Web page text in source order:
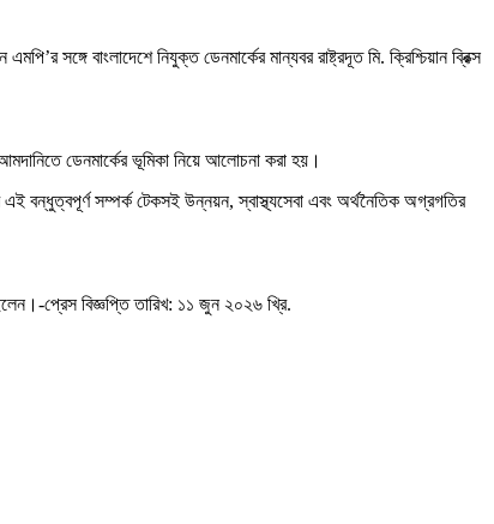
সঙ্গে বাংলাদেশে নিযুক্ত ডেনমার্কের মান্যবর রাষ্ট্রদূত মি. ক্রিশ্চিয়ান ব্রিক্স
ডেনমার্কের ভূমিকা নিয়ে আলোচনা করা হয়।
বন্ধুত্বপূর্ণ সম্পর্ক টেকসই উন্নয়ন, স্বাস্থ্যসেবা এবং অর্থনৈতিক অগ্রগতির
প্রেস বিজ্ঞপ্তি তারিখ: ১১ জুন ২০২৬ খ্রি.